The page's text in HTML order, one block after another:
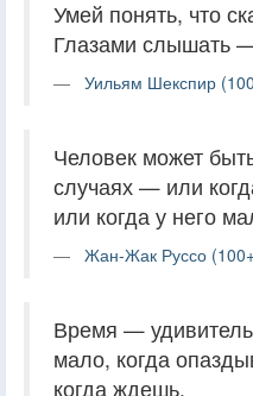
Умей понять, что
Глазами слышать
Уильям Шекспир
Человек может
случаях — или
или когда у него
Жан-Жак Руссо
Время —
мало, когда
когда ждешь.